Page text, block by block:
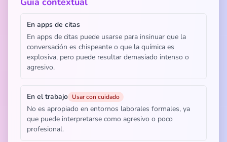
En apps de citas
En apps de citas puede usarse para insinuar que la
conversación es chispeante o que la química es
explosiva, pero puede resultar demasiado intenso o
agresivo.
En el trabajo Usar con cuidado
No es apropiado en entornos laborales formales, ya
que puede interpretarse como agresivo o poco
profesional.